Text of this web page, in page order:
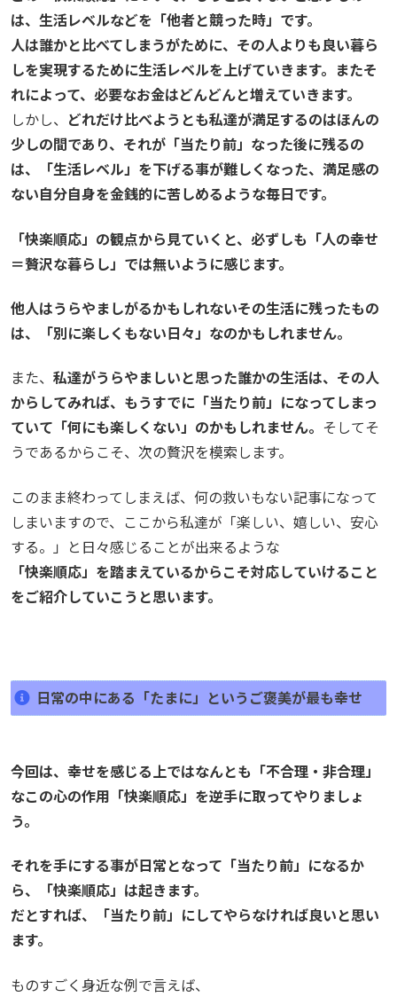
は、生活レベルなどを「他者と競った時」です。
人は誰かと比べてしまうがために、その人よりも良い暮ら
しを実現するために生活レベルを上げていきます。またそ
れによって、必要なお金はどんどんと増えていきます。
しかし、 どれだけ比べようとも私達が満足するのはほんの
少しの間であり、それが「当たり前」なった後に残るの
は、「生活レベル」を下げる事が難しくなった、満足感の
ない自分自身を金銭的に苦しめるような毎日です。
「快楽順応」の観点から見ていくと、必ずしも「人の幸せ
＝贅沢な暮らし」では無いように感じます。
他人はうらやましがるかもしれないその生活に残ったもの
は、「別に楽しくもない日々」なのかもしれません。
また、 私達がうらやましいと思った誰かの生活は、その人
からしてみれば、もうすでに「当たり前」になってしまっ
ていて「何にも楽しくない」のかもしれません。 そしてそ
うであるからこそ、次の贅沢を模索します。
このまま終わってしまえば、何の救いもない記事になって
しまいますので、ここから私達が「楽しい、嬉しい、安心
する。」と日々感じることが出来るような
「快楽順応」を踏まえているからこそ対応していけること
をご紹介していこうと思います。
日常の中にある「たまに」というご褒美が最も幸せ
今回は、幸せを感じる上ではなんとも「不合理・非合理」
なこの心の作用「快楽順応」を逆手に取ってやりましょ
う。
それを手にする事が日常となって「当たり前」になるか
ら、「快楽順応」は起きます。
だとすれば、「当たり前」にしてやらなければ良いと思い
ます。
ものすごく身近な例で言えば、